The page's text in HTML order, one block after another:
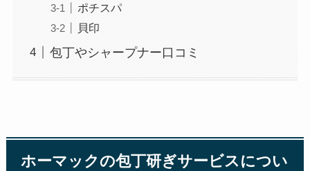
ポチスパ
貝印
包丁やシャープナー口コミ
ホーマックの包丁研ぎサービスについ